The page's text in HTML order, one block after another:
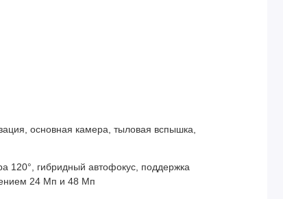
основная камера, тыловая вспышка,
120°, гибридный автофокус, поддержка
24 Мп и 48 Мп